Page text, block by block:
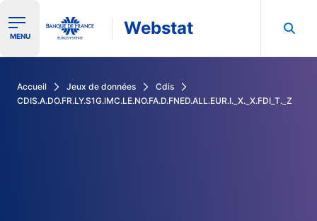
Ouvrir le menu de navigation
MENU Webstat
Accueil Jeux de données
Cdis
CDIS.A.DO.FR.LY.S1G.IMC.LE.NO.FA.D.FNED.ALL.EUR.I._X._X.FDI_T._Z